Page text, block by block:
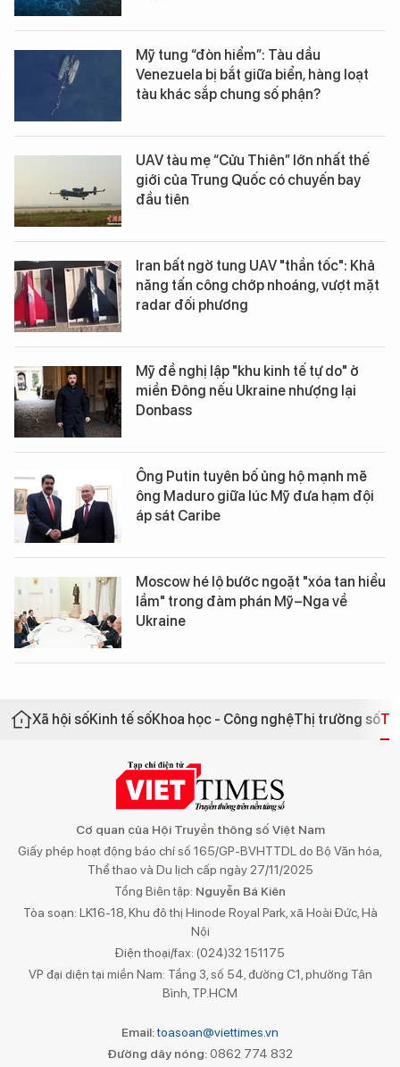
Mỹ tung “đòn hiểm”: Tàu dầu
Venezuela bị bắt giữa biển, hàng loạt
tàu khác sắp chung số phận?
UAV tàu mẹ “Cửu Thiên” lớn nhất thế
giới của Trung Quốc có chuyến bay
đầu tiên
Iran bất ngờ tung UAV "thần tốc": Khả
năng tấn công chớp nhoáng, vượt mặt
radar đối phương
Mỹ đề nghị lập "khu kinh tế tự do" ở
miền Đông nếu Ukraine nhượng lại
Donbass
Ông Putin tuyên bố ủng hộ mạnh mẽ
ông Maduro giữa lúc Mỹ đưa hạm đội
áp sát Caribe
Moscow hé lộ bước ngoặt "xóa tan hiểu
lầm" trong đàm phán Mỹ–Nga về
Ukraine
Xã hội sốKinh tế sốKhoa học - Công nghệThị trường số
Cơ quan của Hội Truyền thông số Việt Nam
Giấy phép hoạt động báo chí số 165/GP-BVHTTDL do Bộ Văn hóa,
Thể thao và Du lịch cấp ngày 27/11/2025
Tổng Biên tập: Nguyễn Bá Kiên
Tòa soạn: LK16-18, Khu đô thị Hinode Royal Park, xã Hoài Đức, Hà
Nội
Điện thoại/fax: (024)32 151175
VP đại diện tại miền Nam: Tầng 3, số 54, đường C1, phường Tân
Bình, TP.HCM
Email:toasoan@viettimes.vn
Đường dây nóng: 0862 774 832